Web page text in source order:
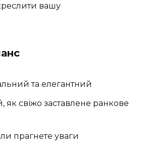
вашу
та елегантний
як свіжо заставлене ранкове
прагнете уваги